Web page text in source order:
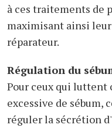
à ces traitements de
maximisant ainsi
réparateur.
Régulation du
Pour ceux qui
excessive de sébum,
réguler la sécrétion